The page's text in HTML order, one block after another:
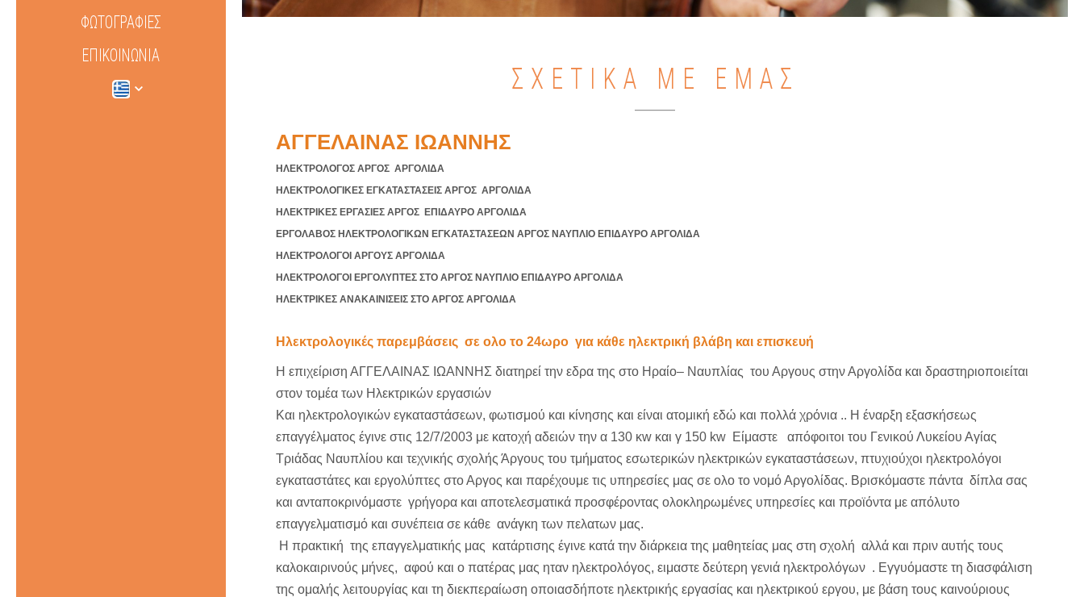
ΦΩΤΟΓΡΑΦΊΕΣ
ΕΠΙΚΟΙΝΩΝΊΑ
ΣΧΕΤΙΚΑ ΜΕ ΕΜΑΣ
ΑΓΓΕΛΑΙΝΑΣ ΙΩΑΝΝΗΣ
ΗΛΕΚΤΡΟΛΟΓΟΣ ΑΡΓΟΣ ΑΡΓΟΛΙΔΑ
ΗΛΕΚΤΡΟΛΟΓΙΚΕΣ ΕΓΚΑΤΑΣΤΑΣΕΙΣ ΑΡΓΟΣ ΑΡΓΟΛΙΔΑ
ΗΛΕΚΤΡΙΚΕΣ ΕΡΓΑΣΙΕΣ ΑΡΓΟΣ ΕΠΙΔΑΥΡΟ ΑΡΓΟΛΙΔΑ
ΕΡΓΟΛΑΒΟΣ ΗΛΕΚΤΡΟΛΟΓΙΚΩΝ ΕΓΚΑΤΑΣΤΑΣΕΩΝ ΑΡΓΟΣ ΝΑΥΠΛΙΟ ΕΠΙΔΑΥΡΟ ΑΡΓΟΛΙΔΑ
ΗΛΕΚΤΡΟΛΟΓΟΙ ΑΡΓΟΥΣ ΑΡΓΟΛΙΔΑ
ΗΛΕΚΤΡΟΛΟΓΟΙ ΕΡΓΟΛΥΠΤΕΣ ΣΤΟ ΑΡΓΟΣ ΝΑΥΠΛΙΟ ΕΠΙΔΑΥΡΟ ΑΡΓΟΛΙΔΑ
ΗΛΕΚΤΡΙΚΕΣ ΑΝΑΚΑΙΝΙΣΕΙΣ ΣΤΟ ΑΡΓΟΣ ΑΡΓΟΛΙΔΑ
Ηλεκτρολογικές παρεμβάσεις σε ολο το 24ωρο για κάθε ηλεκτρική βλάβη και επισκευή
Η επιχείριση ΑΓΓΕΛΑΙΝΑΣ ΙΩΑΝΝΗΣ διατηρεί την εδρα της στο Ηραίο– Ναυπλίας του Αργους στην Αργολίδα και δραστηριοποιείται
στον τομέα των Ηλεκτρικών εργασιών
Και ηλεκτρολογικών εγκαταστάσεων, φωτισμού και κίνησης και είναι ατομική εδώ και πολλά χρόνια .. Η έναρξη εξασκήσεως
επαγγέλματος έγινε στις 12/7/2003 με κατοχή αδειών την α 130 κw και γ 150 kw Είμαστε απόφοιτοι του Γενικού Λυκείου Αγίας
Τριάδας Ναυπλίου και τεχνικής σχολής Άργους του τμήματος εσωτερικών ηλεκτρικών εγκαταστάσεων, πτυχιούχοι ηλεκτρολόγοι
εγκαταστάτες και εργολύπτες στο Αργος και παρέχουμε τις υπηρεσίες μας σε ολο το νομό Αργολίδας. Βρισκόμαστε πάντα δίπλα σας
και ανταποκρινόμαστε γρήγορα και αποτελεσματικά προσφέροντας ολοκληρωμένες υπηρεσίες και προϊόντα με απόλυτο
επαγγελματισμό και συνέπεια σε κάθε ανάγκη των πελατων μας.
Η πρακτική της επαγγελματικής μας κατάρτισης έγινε κατά την διάρκεια της μαθητείας μας στη σχολή αλλά και πριν αυτής τους
καλοκαιρινούς μήνες, αφού και ο πατέρας μας ηταν ηλεκτρολόγος, ειμαστε δεύτερη γενιά ηλεκτρολόγων . Εγγυόμαστε τη διασφάλιση
της ομαλής λειτουργίας και τη διεκπεραίωση οποιασδήποτε ηλεκτρικής εργασίας και ηλεκτρικού εργου, με βάση τους καινούριους